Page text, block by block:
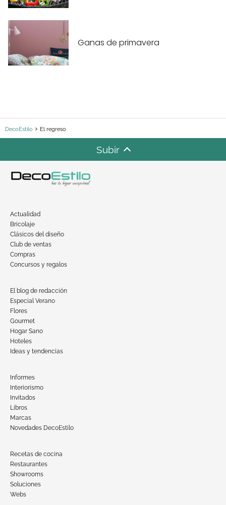
Ganas de primavera
DecoEstilo El regreso
Subir
Actualidad
Bricolaje
Clásicos del diseño
Club de ventas
Compras
Concursos y regalos
El blog de redacción
Especial Verano
Flores
Gourmet
Hogar Sano
Hoteles
Ideas y tendencias
Informes
Interiorismo
Invitados
Libros
Marcas
Novedades DecoEstilo
Recetas de cocina
Restaurantes
Showrooms
Soluciones
Webs